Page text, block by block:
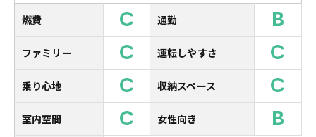
燃費 C 通勤 B
ファミリー C 運転しやすさ C
乗り心地 C 収納スペース C
室内空間 C 女性向き B